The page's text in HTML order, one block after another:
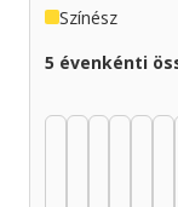
Színész
5 évenkénti